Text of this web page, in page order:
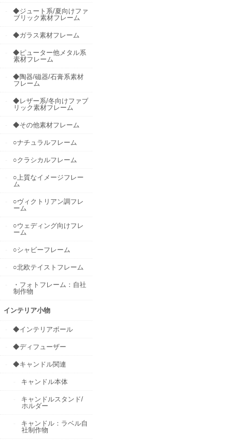
◆ジュート系/夏向けファ
ブリック素材フレーム
◆ガラス素材フレーム
◆ピューター他メタル系
素材フレーム
◆陶器/磁器/石膏系素材
フレーム
◆レザー系/冬向けファブ
リック素材フレーム
◆その他素材フレーム
○ナチュラルフレーム
○クラシカルフレーム
○上質なイメージフレー
ム
○ヴィクトリアン調フレ
ーム
○ウェディング向けフレ
ーム
○シャビーフレーム
○北欧テイストフレーム
・フォトフレーム：自社
制作物
インテリア小物
◆インテリアボール
◆ディフューザー
◆キャンドル関連
キャンドル本体
キャンドルスタンド/
ホルダー
キャンドル：ラベル自
社制作物